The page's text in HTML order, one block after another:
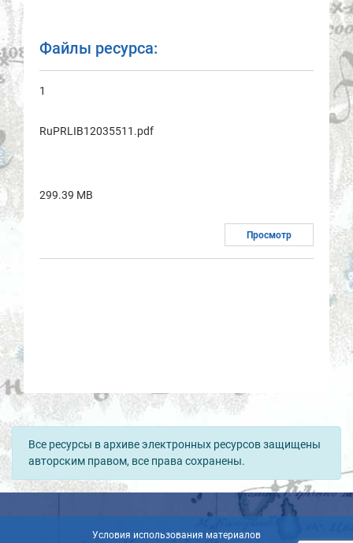
Файлы ресурса:
1
RuPRLIB12035511.pdf
299.39 MB
Просмотр
Все ресурсы в архиве электронных ресурсов защищены
авторским правом, все права сохранены.
Условия использования материалов